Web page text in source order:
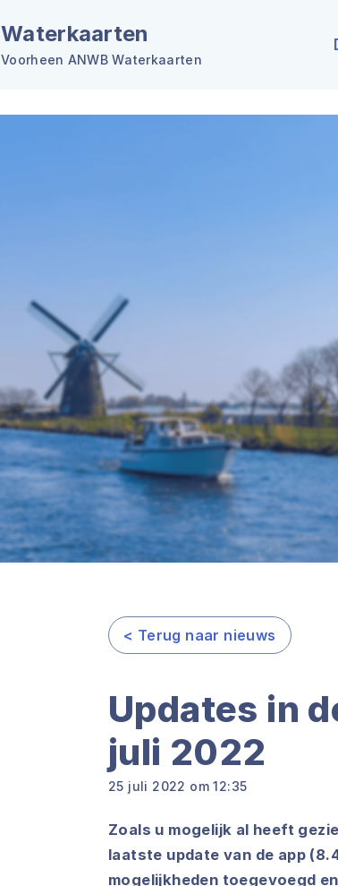
Waterkaarten
Voorheen ANWB Waterkaarten
< Terug naar nieuws
Updates in
juli 2022
25 juli 2022 om 12:35
Zoals u mogelijk al heeft
laatste update van de app
mogelijkheden toegevoegd